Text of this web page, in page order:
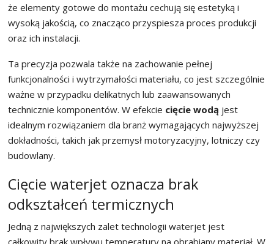
że elementy gotowe do montażu cechują się estetyką i
wysoką jakością, co znacząco przyspiesza proces produkcji
oraz ich instalacji.
Ta precyzja pozwala także na zachowanie pełnej
funkcjonalności i wytrzymałości materiału, co jest szczególnie
ważne w przypadku delikatnych lub zaawansowanych
technicznie komponentów. W efekcie cięcie wodą jest
idealnym rozwiązaniem dla branż wymagających najwyższej
dokładności, takich jak przemysł motoryzacyjny, lotniczy czy
budowlany.
Cięcie waterjet oznacza brak
odkształceń termicznych
Jedną z największych zalet technologii waterjet jest
całkowity brak wpływu temperatury na obrabiany materiał. W